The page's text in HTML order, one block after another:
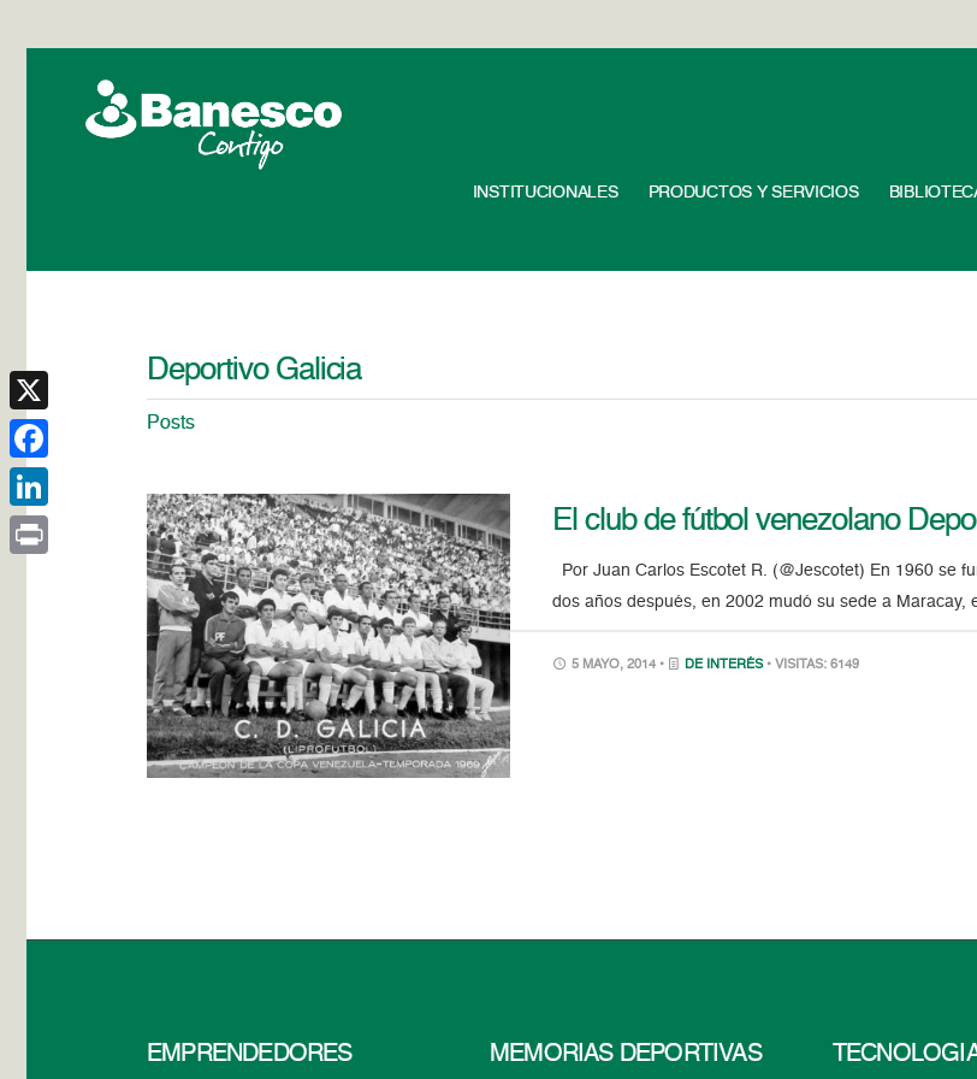
INSTITUCIONALES PRODUCTOS Y SERVICIOS
Deportivo Galicia
Posts
El club de fútbol venezolano
Por Juan Carlos Escotet R. (@Jescotet) En 1960 se
dos años después, en 2002 mudó su sede a Maracay,
5 MAYO, 2014 • DE INTERÉS • VISITAS: 6149
EMPRENDEDORES MEMORIAS DEPORTIVAS
X
Facebook
LinkedIn